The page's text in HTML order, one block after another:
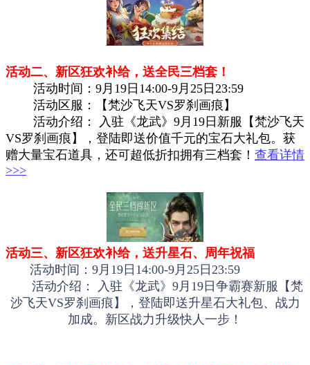
活动二、新区狂欢补给，送全民三档套！
活动时间：9月19日14:00-9月25日23:59
活动区服：【梵沙飞天VS罗刹画痕】
活动介绍： 入驻《龙武》9月19日新服【梵沙飞天
VS罗刹画痕】，登陆即送价值千元的宝石大礼包。获
赠大量宝石道具，还可超低折扣拥有三档套！ 查看详情
>>>
活动三、新区狂欢补给，送升星石、周年祝福
活动时间：9月19日14:00-9月25日23:59
活动介绍： 入驻《龙武》9月19日争霸赛新服【梵
沙飞天VS罗刹画痕】，登陆即送升星石大礼包、战力
加成。新区战力升级快人一步！